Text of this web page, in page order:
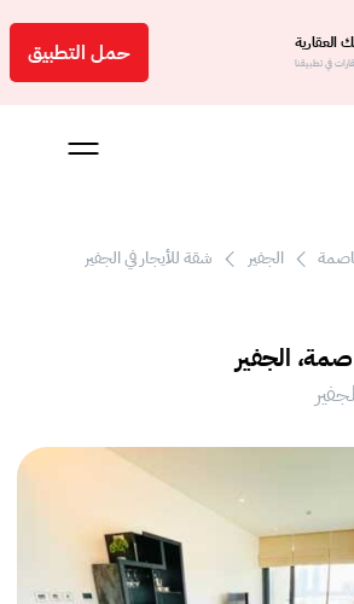
في تطبيقنا حمل التطبيق
الجفير شقة للأيجار في الجفير
الجفير